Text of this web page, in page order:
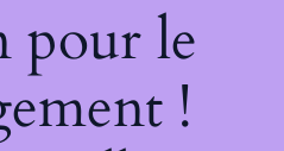
pour le
!